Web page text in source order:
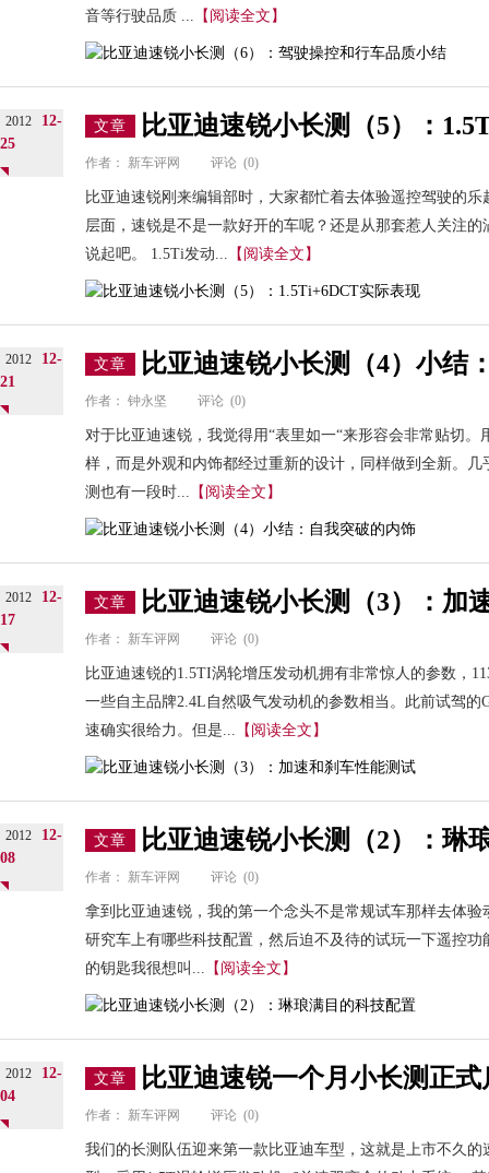
音等行驶品质 ... 【阅读全文】
2012
12-
25
文章 比亚迪速锐小长测（5）：
作者： 新车评网 评论 (0)
比亚迪速锐刚来编辑部时，大家都忙着去体验遥控驾驶的
层面，速锐是不是一款好开的车呢？还是从那套惹人关注
说起吧。 1.5Ti发动... 【阅读全文】
2012
12-
21
文章 比亚迪速锐小长测（4）小结
作者： 钟永坚 评论 (0)
对于比亚迪速锐，我觉得用“表里如一“来形容会非常贴切
样，而是外观和内饰都经过重新的设计，同样做到全新。几
测也有一段时... 【阅读全文】
2012
12-
17
文章 比亚迪速锐小长测（3）：加
作者： 新车评网 评论 (0)
比亚迪速锐的1.5TI涡轮增压发动机拥有非常惊人的参数，
一些自主品牌2.4L自然吸气发动机的参数相当。此前试驾
速确实很给力。但是... 【阅读全文】
2012
12-
08
文章 比亚迪速锐小长测（2）：琳
作者： 新车评网 评论 (0)
拿到比亚迪速锐，我的第一个念头不是常规试车那样去体
研究车上有哪些科技配置，然后迫不及待的试玩一下遥控
的钥匙我很想叫... 【阅读全文】
2012
12-
04
文章 比亚迪速锐一个月小长测正式
作者： 新车评网 评论 (0)
我们的长测队伍迎来第一款比亚迪车型，这就是上市不久